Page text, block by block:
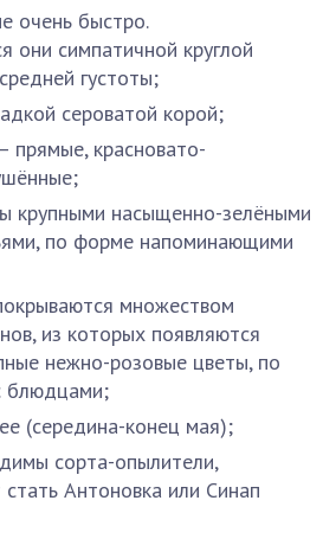
очень быстро.
они симпатичной круглой
густоты;
сероватой корой;
прямые, красновато-
крупными насыщенно-зелёными
по форме напоминающими
множеством
из которых появляются
нежно-розовые цветы, по
блюдцами;
(середина-конец мая);
сорта-опылители,
Антоновка или Синап